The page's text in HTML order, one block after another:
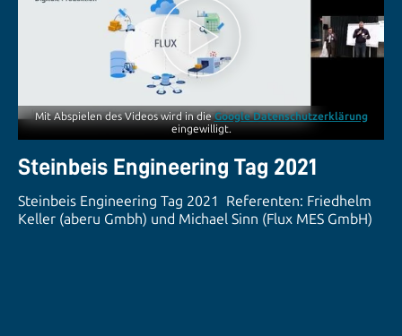
Mit Abspielen des Videos wird in dieGoogle Datenschutzerklärung
eingewilligt.
Steinbeis Engineering Tag 2021
Steinbeis Engineering Tag 2021 Referenten: Friedhelm
Keller (aberu Gmbh) und Michael Sinn (Flux MES GmbH)